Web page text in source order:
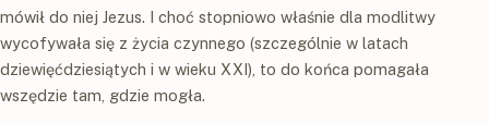
mówił do niej Jezus. I choć stopniowo właśnie dla modlitwy
wycofywała się z życia czynnego (szczególnie w latach
dziewięćdziesiątych i w wieku XXI), to do końca pomagała
wszędzie tam, gdzie mogła.